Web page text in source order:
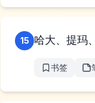
15 哈大、提玛
书签